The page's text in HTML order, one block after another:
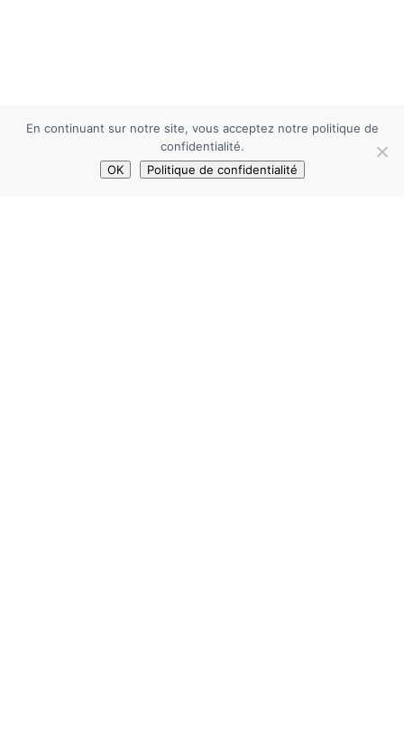
En continuant sur notre site, vous acceptez notre politique de
confidentialité.
OK
Politique de confidentialité